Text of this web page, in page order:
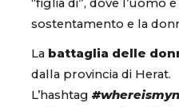
sostentamento e la
La battaglia delle
dalla provincia di Herat.
L’hashtag